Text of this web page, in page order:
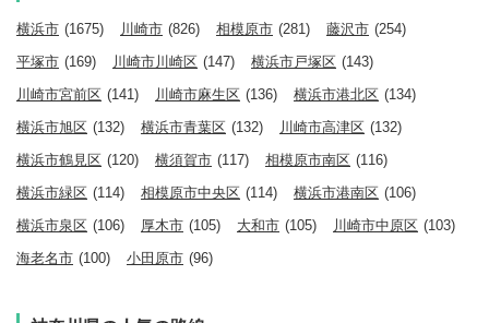
横浜市 (1675) 川崎市 (826) 相模原市 (281) 藤沢市 (254)
平塚市 (169) 川崎市川崎区 (147) 横浜市戸塚区 (143)
川崎市宮前区 (141) 川崎市麻生区 (136) 横浜市港北区 (134)
横浜市旭区 (132) 横浜市青葉区 (132) 川崎市高津区 (132)
横浜市鶴見区 (120) 横須賀市 (117) 相模原市南区 (116)
横浜市緑区 (114) 相模原市中央区 (114) 横浜市港南区 (106)
横浜市泉区 (106) 厚木市 (105) 大和市 (105) 川崎市中原区 (103)
海老名市 (100) 小田原市 (96)